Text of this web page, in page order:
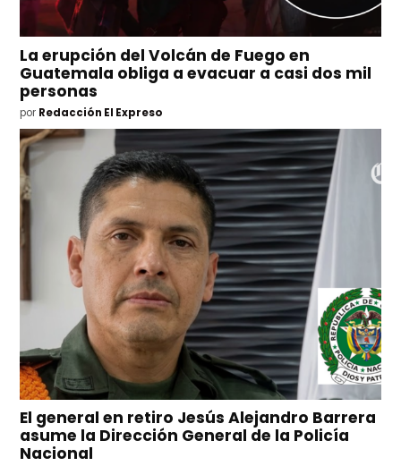
La erupción del Volcán de Fuego en
Guatemala obliga a evacuar a casi dos mil
personas
por Redacción El Expreso
El general en retiro Jesús Alejandro Barrera
asume la Dirección General de la Policía
Nacional